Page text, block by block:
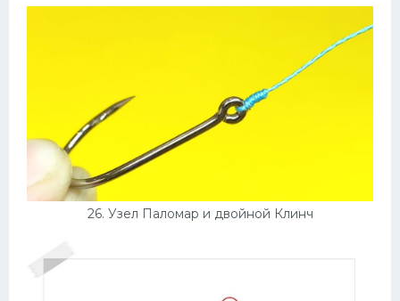
26. Узел Паломар и двойной Клинч